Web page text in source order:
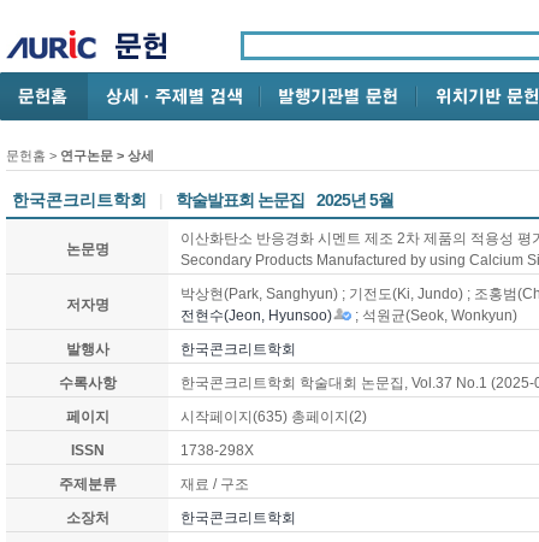
문헌홈 > 연구논문 > 상세
한국콘크리트학회 | 학술발표회 논문집 2025년 5월
논문명
이산화탄소 반응경화 시멘트 제조 2차 제품의 적용성
Secondary Products Manufactured by using Calcium
저자명
박상현(Park, Sanghyun) ; 기전도(Ki, Jundo) ; 조홍범
전현수(Jeon, Hyunsoo)
; 석원균(Seok, Wonkyun)
발행사
한국콘크리트학회
수록사항
한국콘크리트학회 학술대회 논문집, Vol.37 No.1 (2025-
페이지
시작페이지(635) 총페이지(2)
ISSN
1738-298X
주제분류
재료 / 구조
소장처
한국콘크리트학회